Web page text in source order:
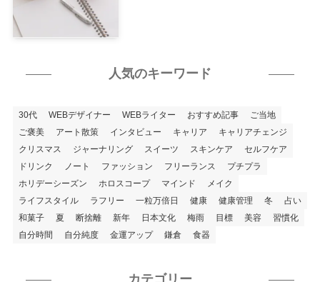
人気のキーワード
30代 WEBデザイナー WEBライター おすすめ記事
ご当地
ご褒美
アート散策 インタビュー キャリア
キャリアチェンジ
クリスマス
ジャーナリング スイーツ スキンケア
セルフケア
ドリンク
ノート ファッション フリーランス
プチプラ
ホリデーシーズン
ホロスコープ マインド
メイク
ライフスタイル
ラフリー 一粒万倍日 健康 健康管理 冬
占い
和菓子
夏 断捨離 新年 日本文化 梅雨 目標 美容
習慣化
自分時間
自分純度 金運アップ 鎌倉 食器